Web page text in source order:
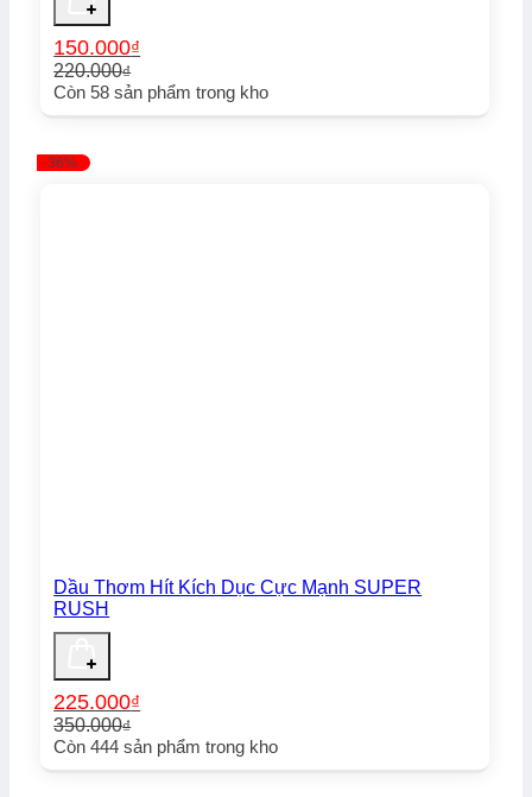
220.000₫
Giá
220.000₫.
150.000₫
Giá
là:
150.000₫.
Còn 58 sản phẩm trong kho
-36%
Dầu Thơm Hít Kích Dục Cực Mạnh SUPER
RUSH
350.000₫
Giá
225.000₫
Giá
Còn444 sản phẩm trong kho